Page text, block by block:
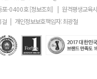
포-0400호[정보조회] | 원격평생교육
걸 | 개인정보보호책임자: 최광철